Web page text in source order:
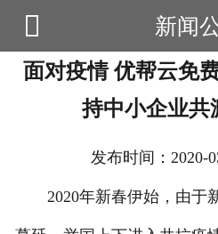
 新闻
面对疫情 优帮云免
持中小企业共
发布时间：2020-
2020年新春伊始，由于